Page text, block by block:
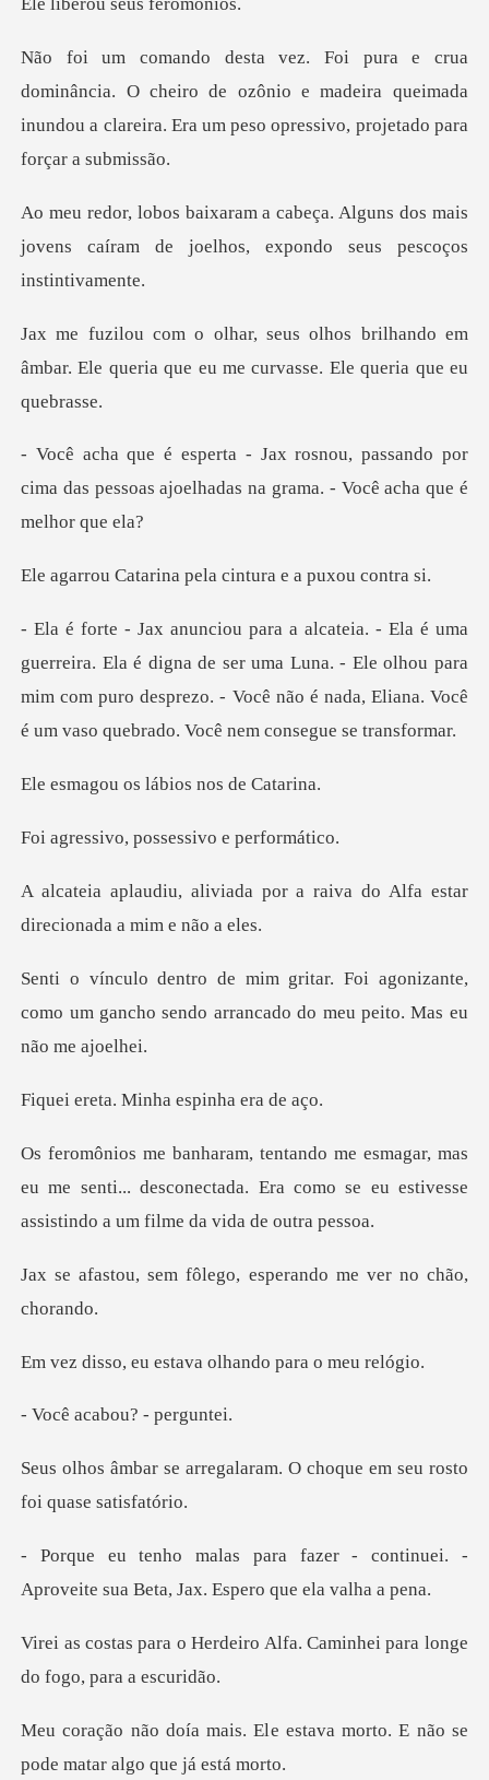
O cheiro de ozônio e madeira queimada
inundou a clareira
Alguns dos mais
jovens caíram de joelho
brilhando em
âmbar. Ele queria que eu m
assando por
cima das pessoas ajoelhadas n
na pela cintura e
digna de ser uma Luna. - Ele olhou para
mim com puro desprezo. - Você não
os lábios no
, possessivo
por a raiva do Alfa estar
di
i agonizante,
como um gancho sendo arran
Minha espinh
s
eu me senti... desconectada. Era como se eu esti
ôlego, esperando me v
estava olhando pa
abou? - p
laram. O choque em seu ros
- continuei. -
Aproveite sua Beta
iro Alfa. Caminhei para long
e estava morto. E não se
pode